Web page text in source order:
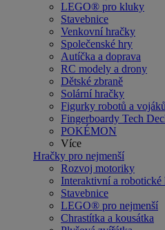
LEGO® pro kluky
Stavebnice
Venkovní hračky
Společenské hry
Autíčka a doprava
RC modely a drony
Dětské zbraně
Solární hračky
Figurky robotů a vojáků
Fingerboardy Tech
POKÉMON
Více
Hračky pro nejmenší
Rozvoj motoriky
Interaktivní a robotické
Stavebnice
LEGO® pro nejmenší
Chrastítka a kousátka